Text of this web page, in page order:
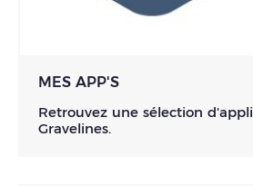
MES APP'S
Retrouvez une sélection
Gravelines.